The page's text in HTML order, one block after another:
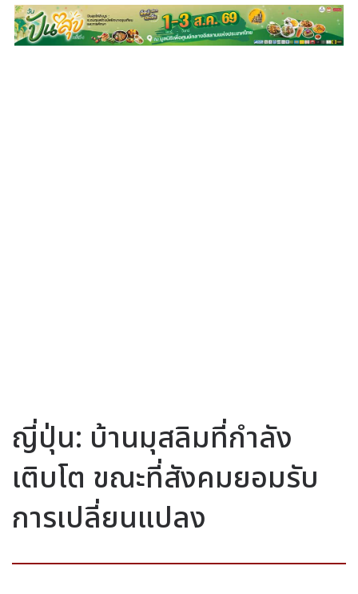
ญี่ปุ่น: บ้านมุสลิมที่กำลัง
เติบโต ขณะที่สังคมยอมรับ
การเปลี่ยนแปลง